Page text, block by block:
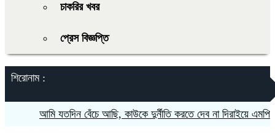
চাকরির খবর
প্রেস বিজ্ঞপ্তি
শিরোনাম :
আমি যতদিন বেঁচে আছি, কাউকে দুর্নীতি করতে দেব না দিরাইয়ে এমপি